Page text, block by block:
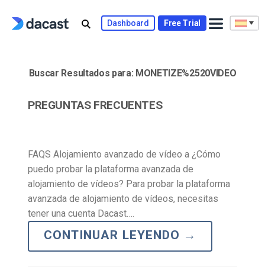
Dashboard Free Trial
Buscar Resultados para: MONETIZE%2520VIDEO
PREGUNTAS FRECUENTES
FAQS Alojamiento avanzado de vídeo a ¿Cómo
puedo probar la plataforma avanzada de
alojamiento de vídeos? Para probar la plataforma
avanzada de alojamiento de vídeos, necesitas
tener una cuenta Dacast….
CONTINUAR LEYENDO →